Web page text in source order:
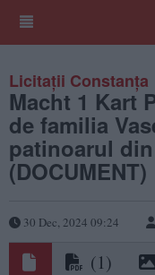
Licitații Constanța
Macht 1 Kart
de familia
patinoarul
(DOCUMENT)
30 Dec, 2024 09:24
(1)